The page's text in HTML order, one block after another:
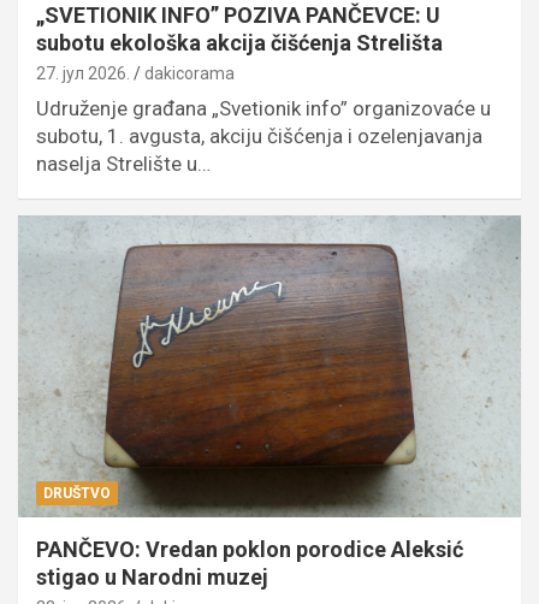
„SVETIONIK INFO” POZIVA PANČEVCE: U
subotu ekološka akcija čišćenja Strelišta
27. јул 2026. dakicorama
Udruženje građana „Svetionik info” organizovaće u
subotu, 1. avgusta, akciju čišćenja i ozelenjavanja
naselja Strelište u…
DRUŠTVO
PANČEVO: Vredan poklon porodice Aleksić
stigao u Narodni muzej